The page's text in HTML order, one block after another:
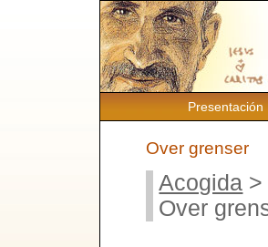
Presentación
Over grenser
Acogida >
Over